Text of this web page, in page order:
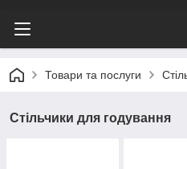
Товари та послуги
Стільчики для годування